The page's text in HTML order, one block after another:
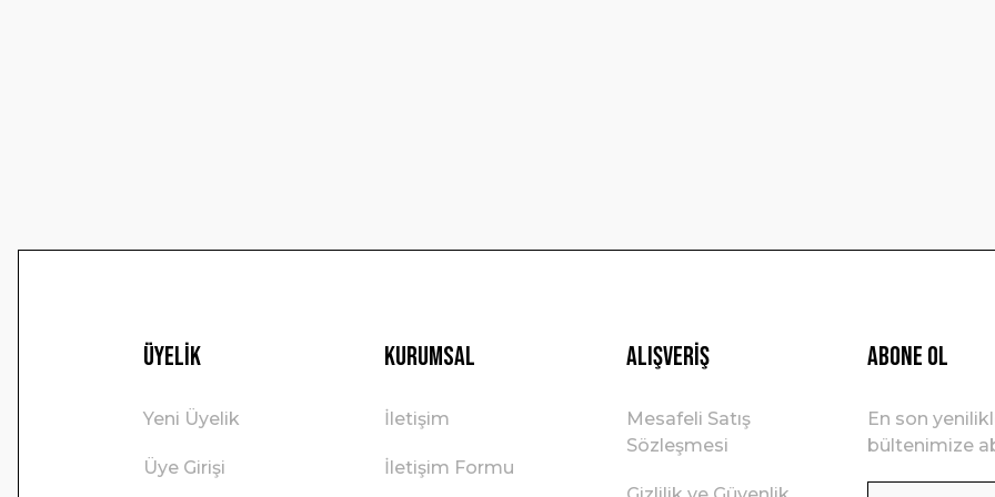
Üyelik
Yeni Üyelik
Üye Girişi
Kurumsal
İletişim
İletişim Formu
Alışveriş
Mesafeli Satış
Sözleşmesi
ABONE OL
En son
bültenimize